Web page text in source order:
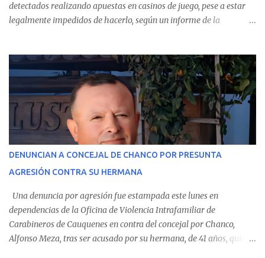
detectados realizando apuestas en casinos de juego, pese a estar
legalmente impedidos de hacerlo, según un informe de la
estableció que estos funcionarios —quienes administran o
custodian fondos públicos— efectuaron transacciones por un
monto total de $116.075.918 entre enero de 2024 y junio de 2025.
En el detalle regional, se indica que en la comuna de Cauquenes se
identificó a cuatro funcionarios involucrados en este tipo de
operaciones. Asimismo, se precisa que uno de los casos
corresponde a un funcionario de la Municipalidad de Chanco,
detectaron incumplimientos a la normativa vigente. El informe
precisa que la mayor cantidad de dinero apostado se registró en
Talca, donde...
DENUNCIAN A CONCEJAL DE CHANCO POR PRESUNTA
AGRESIÓN CONTRA SU HERMANA
Una denuncia por agresión fue estampada este lunes en
dependencias de la Oficina de Violencia Intrafamiliar de
Carabineros de Cauquenes en contra del concejal por Chanco,
Alfonso Meza, tras ser acusado por su hermana, de 41 años, quien